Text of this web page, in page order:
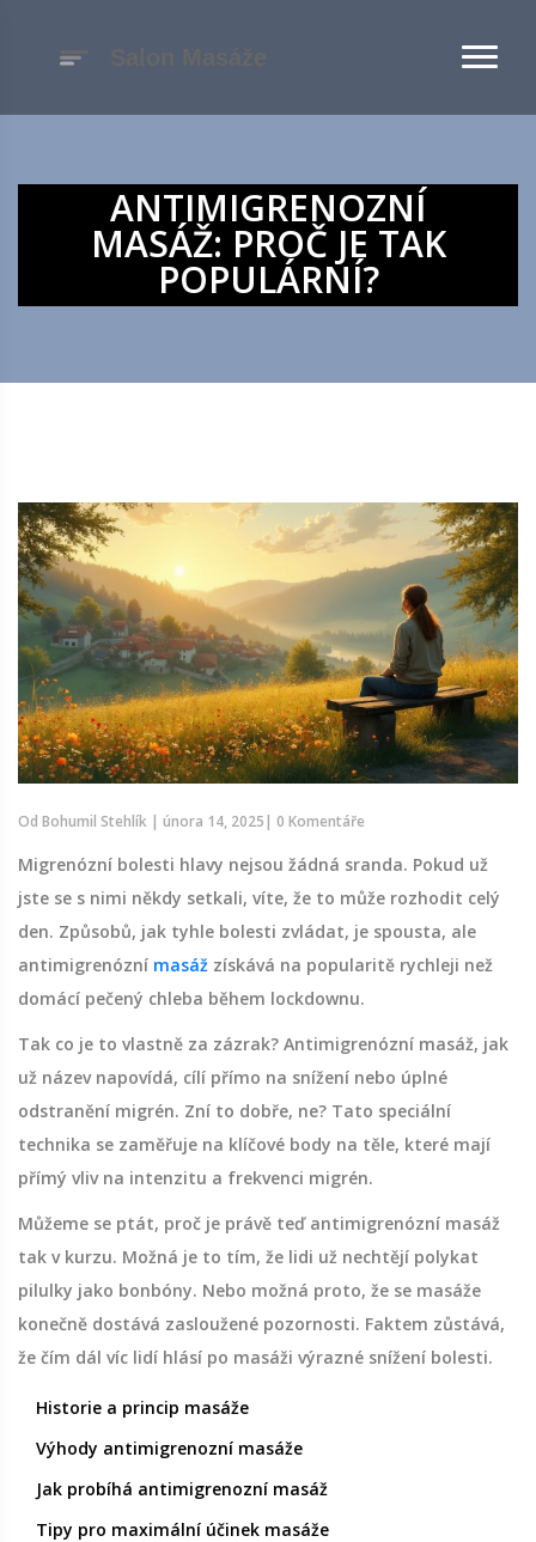
ANTIMIGRENOZNÍ
MASÁŽ: PROČ JE TAK
POPULÁRNÍ?
Od Bohumil Stehlík | února 14, 2025| 0 Komentáře
Migrenózní bolesti hlavy nejsou žádná sranda. Pokud už
jste se s nimi někdy setkali, víte, že to může rozhodit celý
den. Způsobů, jak tyhle bolesti zvládat, je spousta, ale
antimigrenózní masáž získává na popularitě rychleji než
domácí pečený chleba během lockdownu.
Tak co je to vlastně za zázrak? Antimigrenózní masáž, jak
už název napovídá, cílí přímo na snížení nebo úplné
odstranění migrén. Zní to dobře, ne? Tato speciální
technika se zaměřuje na klíčové body na těle, které mají
přímý vliv na intenzitu a frekvenci migrén.
Můžeme se ptát, proč je právě teď antimigrenózní masáž
tak v kurzu. Možná je to tím, že lidi už nechtějí polykat
pilulky jako bonbóny. Nebo možná proto, že se masáže
konečně dostává zasloužené pozornosti. Faktem zůstává,
že čím dál víc lidí hlásí po masáži výrazné snížení bolesti.
Historie a princip masáže
Výhody antimigrenozní masáže
Jak probíhá antimigrenozní masáž
Tipy pro maximální účinek masáže